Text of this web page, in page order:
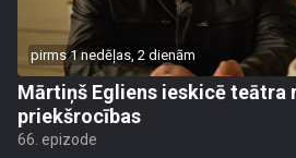
pirms 1 nedēļas, 2 dienām
Mārtiņš Egliens ieskicē teātra
priekšrocības
66. epizode